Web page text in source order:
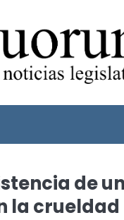
de
la crueldad